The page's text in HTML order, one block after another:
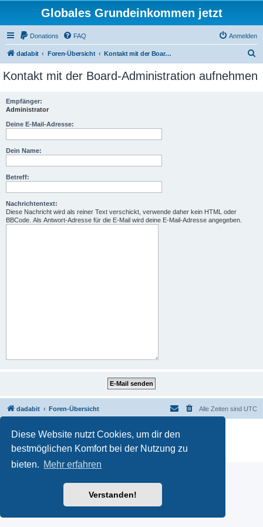
Diese Website nutzt Cookies, um dir den
bestmöglichen Komfort bei der Nutzung zu
bieten. Mehr erfahren
Verstanden!
Globales Grundeinkommen jetzt
Donations FAQ Anmelden
dadabit Foren-Übersicht Kontakt mit der Board-Administration aufnehmen
c
Kontakt mit der Board-Administration aufnehmen
Empfänger:
Administrator
Deine E-Mail-Adresse:
Dein Name:
Betreff:
Nachrichtentext:
Diese Nachricht wird als reiner Text verschickt, verwende daher kein HTML oder
BBCode. Als Antwort-Adresse für die E-Mail wird deine E-Mail-Adresse angegeben.
dadabit Foren-Übersicht Alle Zeiten sind UTC
Powered by phpBB
® Forum Software © phpBB Limited
Deutsche Übersetzung durch
Datenschutz|Nutzungsbedingungen